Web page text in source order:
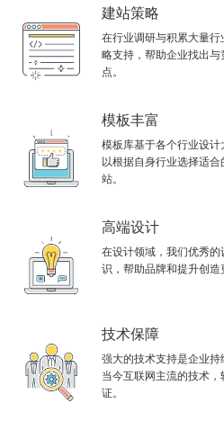
建站策略
在行业调研与积累大量
略支持，帮助企业找出
点。
模板丰富
模板库基于各个行业设
以根据自身行业选择适
站。
高端设计
在设计领域，我们优秀
识，帮助品牌和提升创造
技术保障
强大的技术支持是企业
当今互联网主流的技术
证。